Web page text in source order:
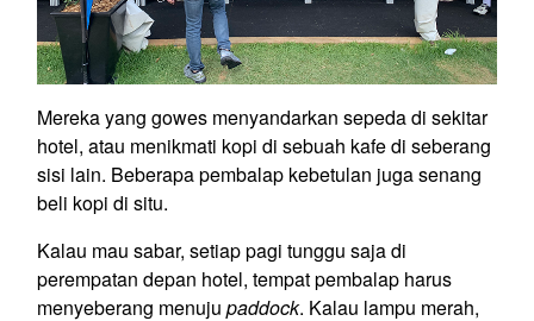
Mereka yang gowes menyandarkan sepeda di sekitar
hotel, atau menikmati kopi di sebuah kafe di seberang
sisi lain. Beberapa pembalap kebetulan juga senang
beli kopi di situ.
Kalau mau sabar, setiap pagi tunggu saja di
perempatan depan hotel, tempat pembalap harus
menyeberang menuju paddock. Kalau lampu merah,